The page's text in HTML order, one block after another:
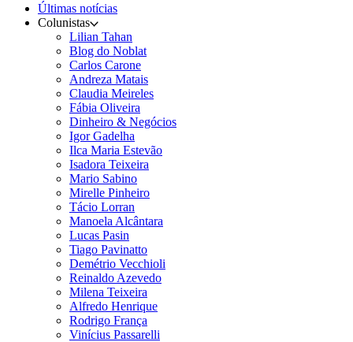
Últimas notícias
Colunistas
Lilian Tahan
Blog do Noblat
Carlos Carone
Andreza Matais
Claudia Meireles
Fábia Oliveira
Dinheiro & Negócios
Igor Gadelha
Ilca Maria Estevão
Isadora Teixeira
Mario Sabino
Mirelle Pinheiro
Tácio Lorran
Manoela Alcântara
Lucas Pasin
Tiago Pavinatto
Demétrio Vecchioli
Reinaldo Azevedo
Milena Teixeira
Alfredo Henrique
Rodrigo França
Vinícius Passarelli